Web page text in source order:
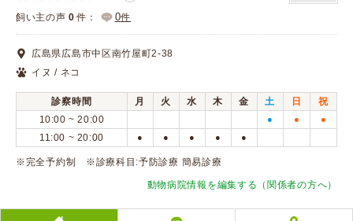
動物病院検索
口コミ検索
Calooペットとは？
口コミ投稿
飼い主の声 0 件： 0件
広島県広島市中区南竹屋町2-38
イヌ / ネコ
診察時間 月 火 水 木 金 土 日
祝
10:00 ~ 20:00
● ● ●
11:00 ~ 20:00 ● ● ● ● ●
※完全予約制 ※診療科目:予防診療 簡易診療
動物病院情報を編集する（関係者の方へ）